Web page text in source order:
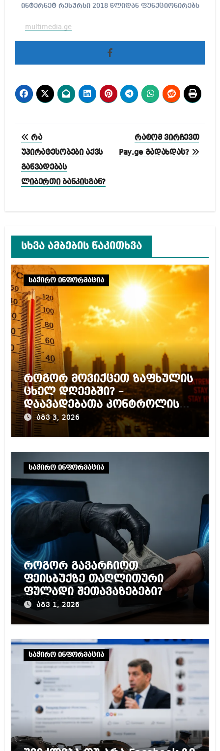
ინტერნეტ რესურსი 2018 წლიდან ფუნქციონირებს
multimedia.ge
პოსტის
ნავიგაცია
რა
უპირატესობები აქვს
განვადებას
ლიბერთი ბანკისგან?
რატომ ვირჩევთ
Pay.ge გადახდას?
სხვა ამბების წაკითხვა
საჭირო ინფორმაცია
როგორ მოვიქცეთ ზაფხულის
ცხელ დღეებში? –
დაავადებათა კონტროლის
ცენტრის რეკომენდაციები
აგვ 3, 2026
საჭირო ინფორმაცია
როგორ გავარჩიოთ
ფეისბუქზე თაღლითური
ფულადი შეთავაზებები?
აგვ 1, 2026
საჭირო ინფორმაცია